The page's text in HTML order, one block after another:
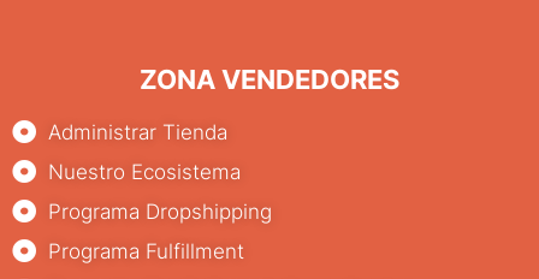
ZONA VENDEDORES
Administrar Tienda
Nuestro Ecosistema
Programa Dropshipping
Programa Fulfillment